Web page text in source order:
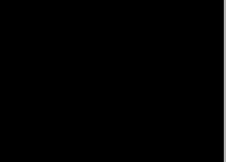
(as Alex Andres)),
de equipamiento de